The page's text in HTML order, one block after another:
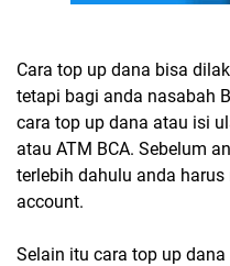
Cara top up dana bisa
tetapi bagi anda nasabah
cara top up dana atau isi
atau ATM BCA. Sebelum
terlebih dahulu anda
account.
Selain itu cara top up